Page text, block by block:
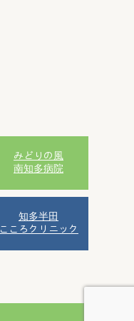
みどりの風
南知多病院
知多半田
こころクリニック